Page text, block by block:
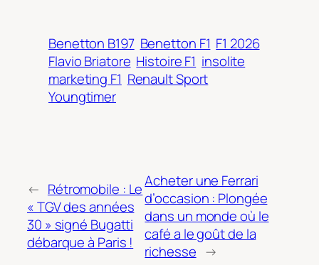
Benetton B197 Benetton F1 F1 2026
Flavio Briatore Histoire F1 insolite
marketing F1 Renault Sport
Youngtimer
← Rétromobile : Le
« TGV des années
30 » signé Bugatti
débarque à Paris !
Acheter une Ferrari
d’occasion : Plongée
dans un monde où le
café a le goût de la
richesse →